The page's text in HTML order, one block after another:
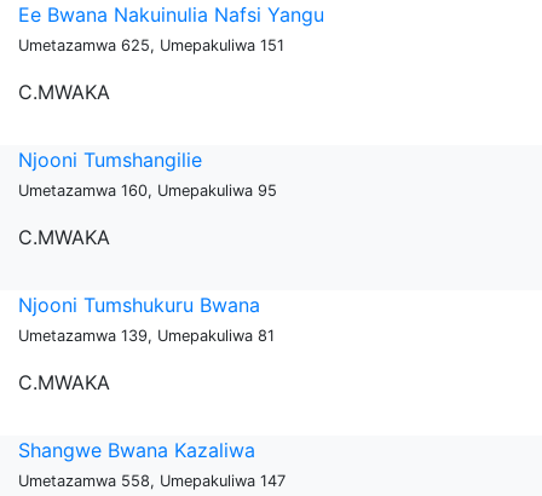
Ee Bwana Nakuinulia Nafsi Yangu
Umetazamwa 625, Umepakuliwa 151
C.MWAKA
Njooni Tumshangilie
Umetazamwa 160, Umepakuliwa 95
C.MWAKA
Njooni Tumshukuru Bwana
Umetazamwa 139, Umepakuliwa 81
C.MWAKA
Shangwe Bwana Kazaliwa
Umetazamwa 558, Umepakuliwa 147